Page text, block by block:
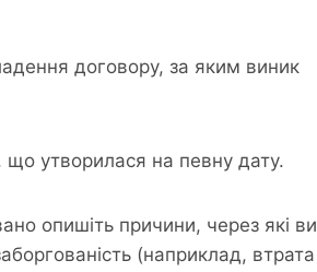
договору, за яким виник
що утворилася на певну дату.
опишіть причини, через які ви
(наприклад, втрата